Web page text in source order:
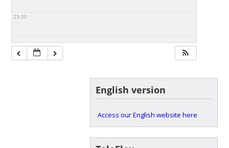
23:00
English version
Access our English website here